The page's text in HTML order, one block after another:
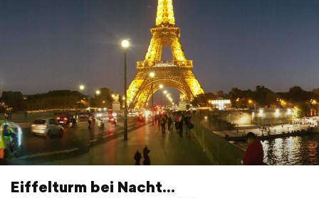
Eiffelturm bei Nacht...